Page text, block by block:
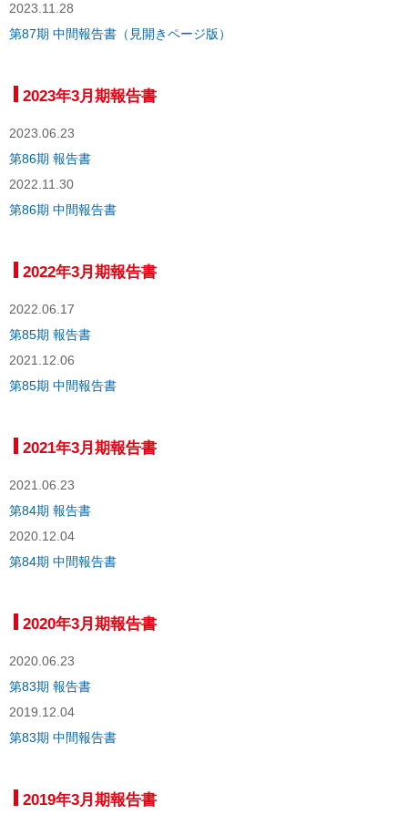
2023.11.28
第87期 中間報告書（見開きページ版）
2023年3月期報告書
2023.06.23
第86期 報告書
2022.11.30
第86期 中間報告書
2022年3月期報告書
2022.06.17
第85期 報告書
2021.12.06
第85期 中間報告書
2021年3月期報告書
2021.06.23
第84期 報告書
2020.12.04
第84期 中間報告書
2020年3月期報告書
2020.06.23
第83期 報告書
2019.12.04
第83期 中間報告書
2019年3月期報告書